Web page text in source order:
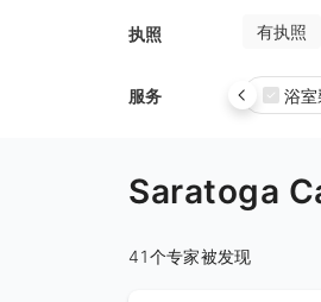
执照 有执照
服务 浴
Saratoga
41个专家被发现